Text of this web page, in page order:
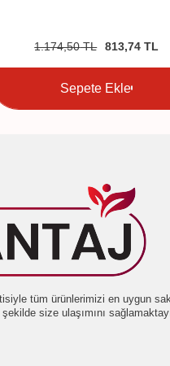
1.174,50TL 813,74 TL
Sepete Ekle
tüm ürünlerimizi en uygun
size ulaşımını